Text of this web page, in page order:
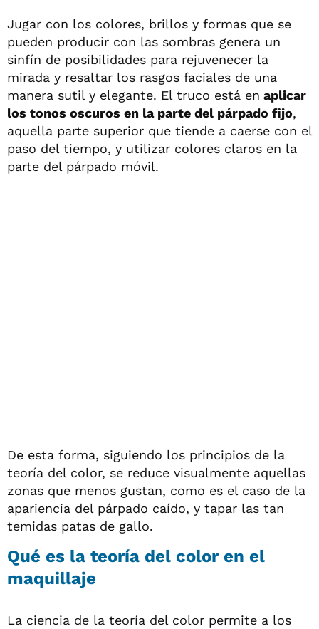
Jugar con los colores, brillos y formas que se
pueden producir con las sombras genera un
sinfín de posibilidades para rejuvenecer la
mirada y resaltar los rasgos faciales de una
manera sutil y elegante. El truco está en aplicar
los tonos oscuros en la parte del párpado fijo,
aquella parte superior que tiende a caerse con el
paso del tiempo, y utilizar colores claros en la
parte del párpado móvil.
De esta forma, siguiendo los principios de la
teoría del color, se reduce visualmente aquellas
zonas que menos gustan, como es el caso de la
apariencia del párpado caído, y tapar las tan
temidas patas de gallo.
Qué es la teoría del color en el
maquillaje
La ciencia de la teoría del color permite a los